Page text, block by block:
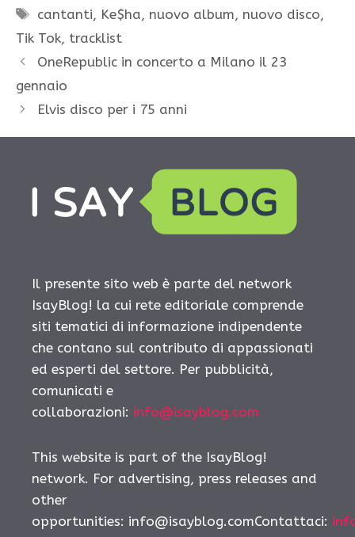
Tag
cantanti, Ke$ha, nuovo album, nuovo disco,
Tik Tok, tracklist
OneRepublic in concerto a Milano il 23
gennaio
Elvis disco per i 75 anni
Il presente sito web è parte del network
IsayBlog! la cui rete editoriale comprende
siti tematici di informazione indipendente
che contano sul contributo di appassionati
ed esperti del settore. Per pubblicità,
comunicati e
collaborazioni: info@isayblog.com
This website is part of the IsayBlog!
network. For advertising, press releases and
other
opportunities: info@isayblog.comContattaci: